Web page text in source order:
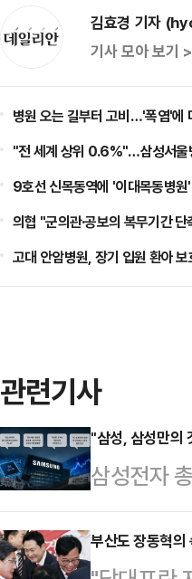
김효경 기자
기사 모아 보기 >
병원 오는 길부터 고비…'폭염'에
"전 세계 상위 0.6%"…삼성서울
9호선 신목동역에 '이대목동병
의협 "군의관·공보의 복무기간
고대 안암병원, 장기 입원 환아
관련기사
"삼성, 삼성만의
삼성전자
고 있다.
부만의 문
부산도 장동혁